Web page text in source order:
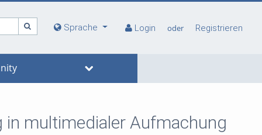
Sprache Login oder Registrieren
in multimedialer Aufmachung